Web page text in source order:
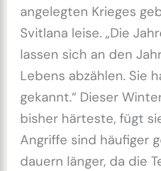
angelegten Krieges
Svitlana leise. „Die
lassen sich an den
Lebens abzählen. Sie
gekannt.“ Dieser
bisher härteste, fügt
Angriffe sind häufiger
dauern länger, da die